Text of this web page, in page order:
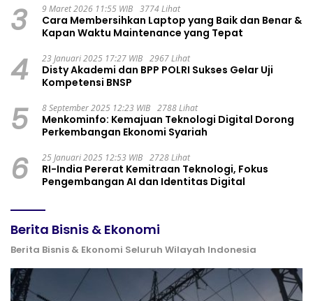
3 9 Maret 2026 11:55 WIB 3774 Lihat
Cara Membersihkan Laptop yang Baik dan Benar &
Kapan Waktu Maintenance yang Tepat
4 23 Januari 2025 17:27 WIB 2967 Lihat
Disty Akademi dan BPP POLRI Sukses Gelar Uji
Kompetensi BNSP
5 8 September 2025 12:23 WIB 2788 Lihat
Menkominfo: Kemajuan Teknologi Digital Dorong
Perkembangan Ekonomi Syariah
6 25 Januari 2025 12:53 WIB 2728 Lihat
RI-India Pererat Kemitraan Teknologi, Fokus
Pengembangan AI dan Identitas Digital
Berita Bisnis & Ekonomi
Berita Bisnis & Ekonomi Seluruh Wilayah Indonesia